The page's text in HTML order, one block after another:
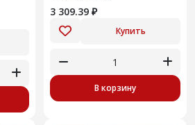
3 309.39 ₽
Купить
В корзину